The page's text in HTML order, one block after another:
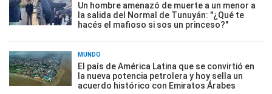
Un hombre amenazó de muerte a un menor a
la salida del Normal de Tunuyán: "¿Qué te
hacés el mafioso si sos un princeso?"
MUNDO
El país de América Latina que se convirtió en
la nueva potencia petrolera y hoy sella un
acuerdo histórico con Emiratos Árabes